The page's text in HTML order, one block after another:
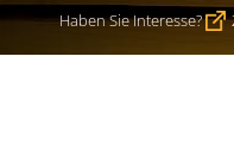
Haben Sie Interesse?